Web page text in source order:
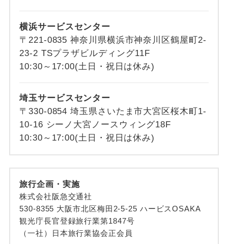
横浜サービスセンター
〒221-0835 神奈川県横浜市神奈川区鶴屋町2-
23-2 TSプラザビルディング11F
10:30～17:00(土日・祝日は休み)
埼玉サービスセンター
〒330-0854 埼玉県さいたま市大宮区桜木町1-
10-16 シーノ大宮ノースウィング18F
10:30～17:00(土日・祝日は休み)
旅行企画・実施
株式会社阪急交通社
530-8355 大阪市北区梅田2-5-25 ハービスOSAKA
観光庁長官登録旅行業第1847号
（一社）日本旅行業協会正会員